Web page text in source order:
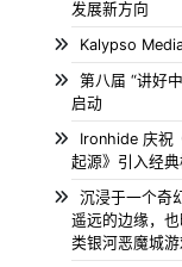
发展新方向
Kalypso
第八届 “讲好
启动
Ironhide 庆祝
起源》引入经
沉浸于一个奇
遥远的边缘，
类银河恶魔城游